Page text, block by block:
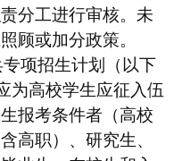
分工进行审核。未
顾或加分政策。
专项招生计划（以下
为高校学生应征入伍
报考条件者（高校
高职）、研究生、